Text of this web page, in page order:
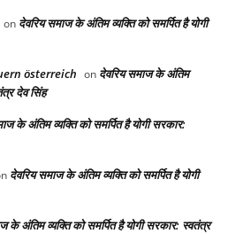
on देवरिय समाज के अंतिम व्यक्ति को समर्पित है योगी
österreich on देवरिय समाज के अंतिम
देव सिंह
के अंतिम व्यक्ति को समर्पित है योगी सरकार:
देवरिय समाज के अंतिम व्यक्ति को समर्पित है योगी
के अंतिम व्यक्ति को समर्पित है योगी सरकार: स्वतंत्र